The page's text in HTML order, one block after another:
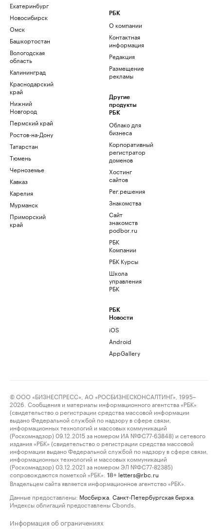
Екатеринбург
Новосибирск
Омск
Башкортостан
Вологодская
область
Калининград
Краснодарский
край
Нижний
Новгород
Пермский край
Ростов-на-Дону
Татарстан
Тюмень
Черноземье
Кавказ
Карелия
Мурманск
Приморский
край
РБК
О компании
Контактная
информация
Редакция
Размещение
рекламы
Другие
продукты
РБК
Облако для
бизнеса
Корпоративный
регистратор
доменов
Хостинг
сайтов
Рег.решения
Знакомства
Сайт
знакомств
podbor.ru
РБК
Компании
РБК Курсы
Школа
управления
РБК
РБК
Новости
iOS
Android
AppGallery
© ООО «БИЗНЕСПРЕСС», АО «РОСБИЗНЕСКОНСАЛТИНГ», 1995–
2026. Сообщения и материалы информационного агентства «РБК»
(свидетельство о регистрации средства массовой информации
выдано Федеральной службой по надзору в сфере связи,
информационных технологий и массовых коммуникаций
(Роскомнадзор) 09.12.2015 за номером ИА №ФС77-63848) и сетевого
издания «РБК» (свидетельство о регистрации средства массовой
информации выдано Федеральной службой по надзору в сфере связи,
информационных технологий и массовых коммуникаций
(Роскомнадзор) 03.12.2021 за номером ЭЛ №ФС77-82385)
сопровождаются пометкой «РБК».
18+ letters@rbc.ru
Владельцем сайта является информационное агентство «РБК».
Данные предоставлены: Мосбиржа Санкт-Петербургская биржа
Индексы облигаций предоставлены Cbonds.
Информация об ограничениях